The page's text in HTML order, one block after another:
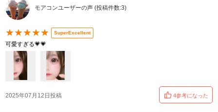
モアコンユーザーの声 (投稿件数:3)
★★★★★ SuperExcellent
可愛すぎる💗💗
2025年07月12日投稿 4参考になった